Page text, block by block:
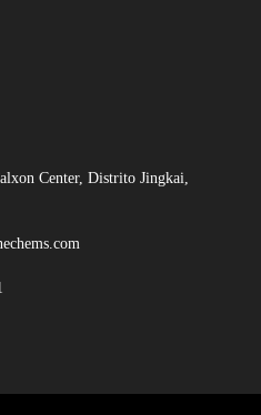
Center, Distrito Jingkai,